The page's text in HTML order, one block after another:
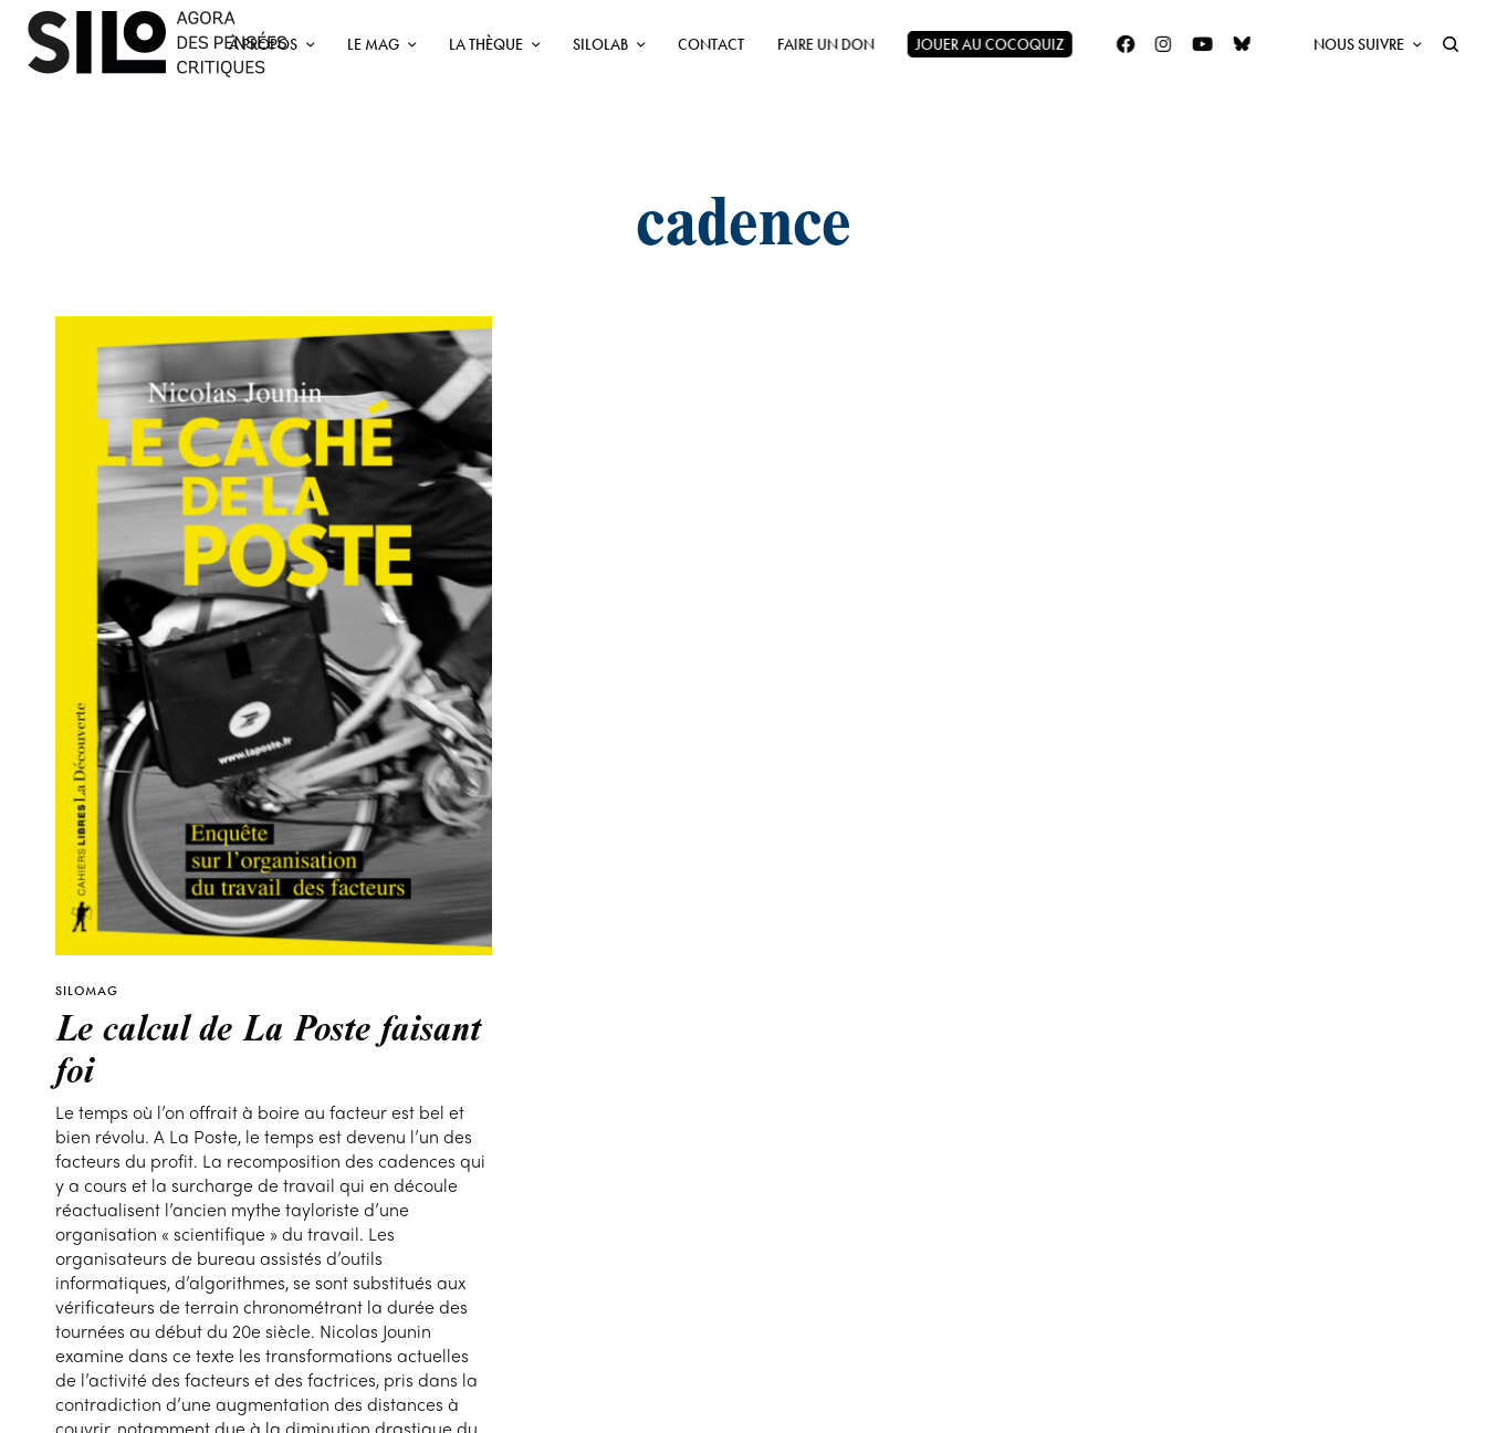
À PROPOS LE MAG LA THÈQUE SILOLAB CONTACT FAIRE UN DON JOUER AU COCOQUIZ NOUS SUIVRE
cadence
SILOMAG
Le calcul de La Poste faisant
foi
Le temps où l’on offrait à boire au facteur est bel et
bien révolu. A La Poste, le temps est devenu l’un des
facteurs du profit. La recomposition des cadences qui
y a cours et la surcharge de travail qui en découle
réactualisent l’ancien mythe tayloriste d’une
organisation « scientifique » du travail. Les
organisateurs de bureau assistés d’outils
informatiques, d’algorithmes, se sont substitués aux
vérificateurs de terrain chronométrant la durée des
tournées au début du 20e siècle. Nicolas Jounin
examine dans ce texte les transformations actuelles
de l’activité des facteurs et des factrices, pris dans la
contradiction d’une augmentation des distances à